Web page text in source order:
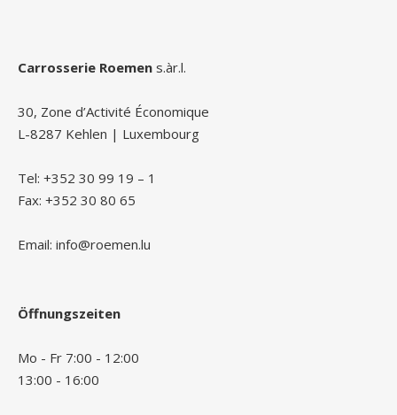
Carrosserie Roemen s.àr.l.
30, Zone d’Activité Économique
L-8287 Kehlen | Luxembourg
Tel: +352 30 99 19 – 1
Fax: +352 30 80 65
Email: info@roemen.lu
Öffnungszeiten
Mo - Fr 7:00 - 12:00
13:00 - 16:00